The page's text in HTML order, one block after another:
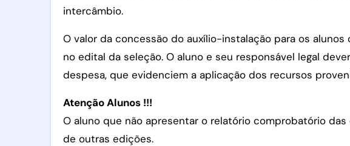
intercâmbio.
O valor da concessão do auxílio-instalação para os
no edital da seleção. O aluno e seu responsável legal
despesa, que evidenciem a aplicação dos recursos
Atenção Alunos !!!
O aluno que não apresentar o relatório comprobatório
de outras edições.